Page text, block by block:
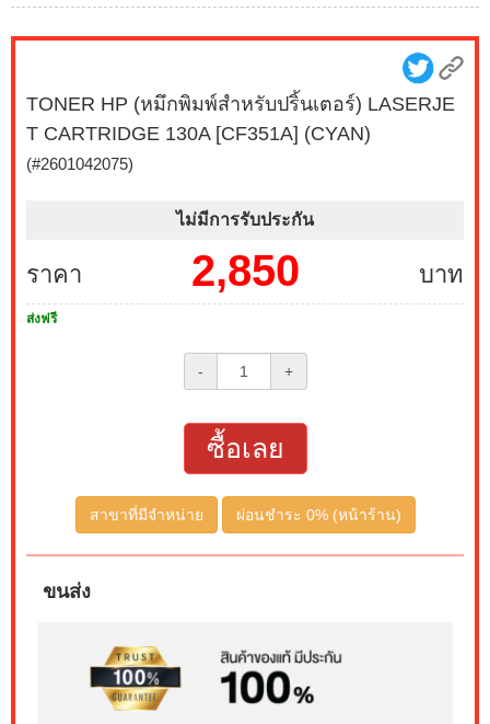
TONER HP (หมึกพิมพ์สำหรับปริ้นเตอร์) LASERJE
T CARTRIDGE 130A [CF351A] (CYAN)
(#2601042075)
ไม่มีการรับประกัน
ราคา บาท
2,850
ส่งฟรี
- +
ซื้อเลย
สาขาที่มีจำหน่าย ผ่อนชำระ 0% (หน้าร้าน)
ขนส่ง